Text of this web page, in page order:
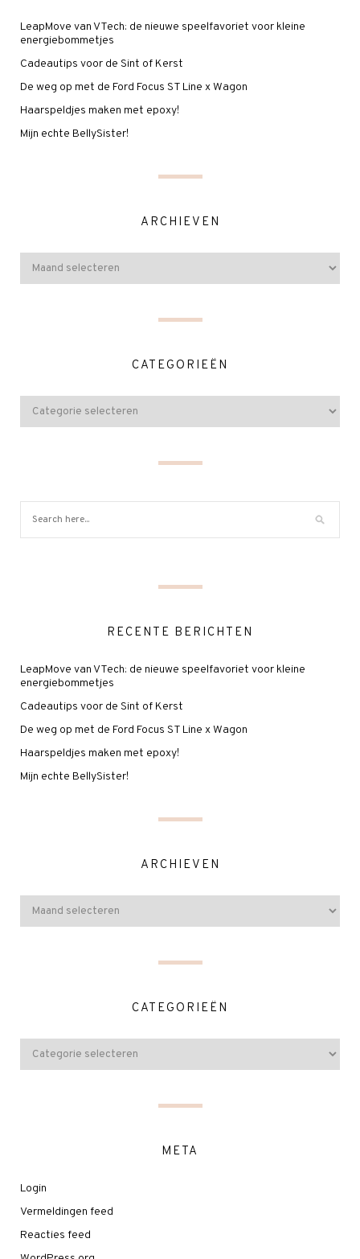
LeapMove van VTech: de nieuwe speelfavoriet voor kleine
energiebommetjes
Cadeautips voor de Sint of Kerst
De weg op met de Ford Focus ST Line x Wagon
Haarspeldjes maken met epoxy!
Mijn echte BellySister!
ARCHIEVEN
CATEGORIEËN
RECENTE BERICHTEN
LeapMove van VTech: de nieuwe speelfavoriet voor kleine
energiebommetjes
Cadeautips voor de Sint of Kerst
De weg op met de Ford Focus ST Line x Wagon
Haarspeldjes maken met epoxy!
Mijn echte BellySister!
ARCHIEVEN
CATEGORIEËN
META
Login
Vermeldingen feed
Reacties feed